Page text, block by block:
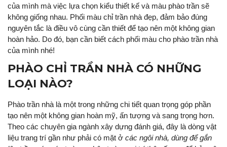
của mình mà việc lựa chọn kiểu thiết kế và màu phào trần sẽ
không giống nhau. Phối màu chỉ trần nhà đẹp, đảm bảo đúng
nguyên tắc là điều vô cùng cần thiết để tạo nên một không gian
hoàn hảo. Do đó, bạn cần biết cách phối màu cho phào trần nhà
của mình nhé!
PHÀO CHỈ TRẦN NHÀ CÓ NHỮNG
LOẠI NÀO?
Phào trần nhà là một trong những chi tiết quan trọng góp phần
tạo nên một không gian hoàn mỹ, ấn tượng và sang trọng hơn.
Theo các chuyên gia ngành xây dựng đánh giá, đây là dòng vật
liệu trang trí gần như phải có mặt ở các ngôi nhà, dùng để gắn